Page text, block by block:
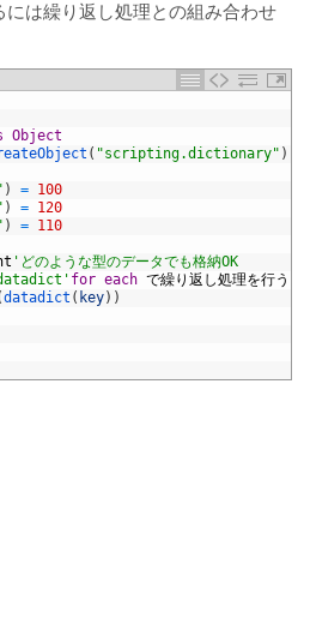
は繰り返し処理との組み合わせ
Object
( "scripting.dictionary" )
) =
100
) =
120
) = 110
'どのような型のデータでも格納OK
for each で繰り返し処理を行う
datadict ( key) )